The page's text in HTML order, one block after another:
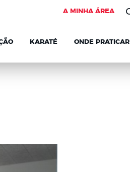
A MINHA ÁREA
KARATÉ ONDE PRATICAR